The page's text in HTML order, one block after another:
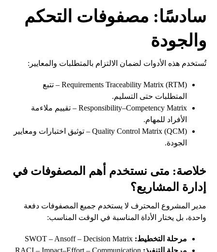
سادسًا: مصفوفات التحكم
والجودة
تُستخدم هذه الأدوات لضمان الالتزام بالمتطلبات والمعايير:
Requirements Traceability Matrix (RTM) – تتبع
المتطلبات حتى التسليم.
Responsibility–Competency Matrix – تقييم ملاءمة
الأفراد للمهام.
Quality Control Matrix (QCM) – توثيق اختبارات ومعايير
الجودة.
خلاصة: متى نستخدم أهم المصفوفات في
إدارة المشاريع؟
مدير المشروع المحترف لا يستخدم جميع المصفوفات دفعة
واحدة، بل يختار الأداة المناسبة في الوقت المناسب:
مرحلة التخطيط: SWOT – Ansoff – Decision Matrix
مرحلة التنفيذ: